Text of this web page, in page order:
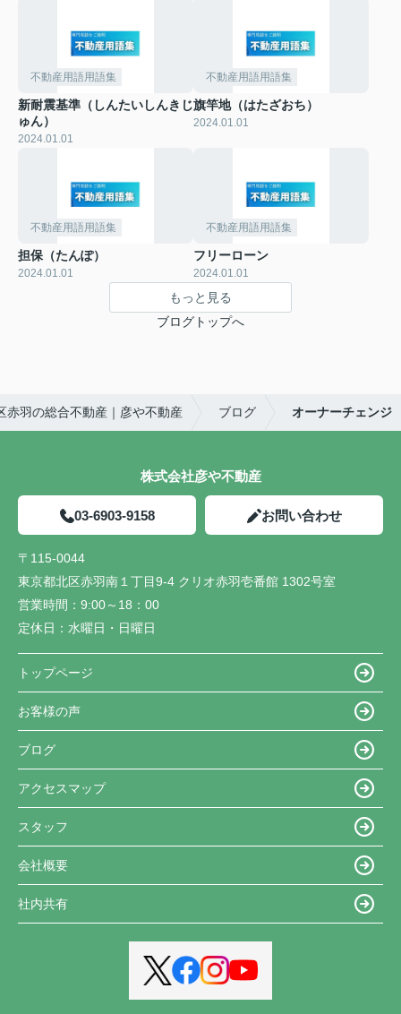
不動産用語用語集
新耐震基準（しんたいしんきじ
ゅん）
2024.01.01
不動産用語用語集
旗竿地（はたざおち）
2024.01.01
不動産用語用語集
担保（たんぽ）
2024.01.01
不動産用語用語集
フリーローン
2024.01.01
もっと見る
ブログトップへ
赤羽の総合不動産｜彦や不動産 ブログ オーナーチェンジ
株式会社彦や不動産
03-6903-9158 お問い合わせ
〒115-0044
東京都北区赤羽南１丁目9-4 クリオ赤羽壱番館 1302号室
営業時間： 9:00～18：00
定休日： 水曜日・日曜日
トップページ
お客様の声
ブログ
アクセスマップ
スタッフ
会社概要
社内共有